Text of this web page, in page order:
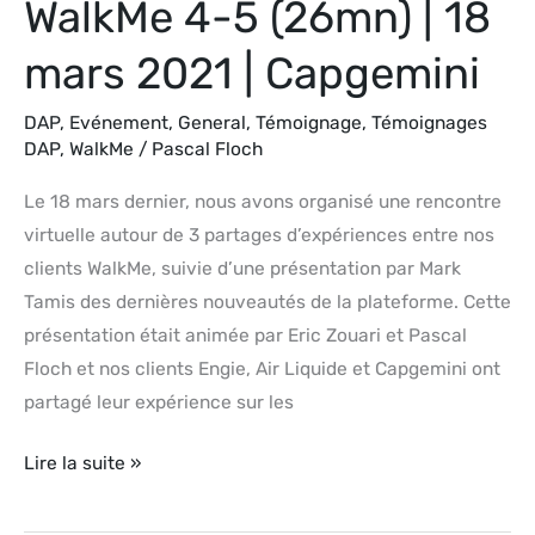
WalkMe 4-5 (26mn) | 18
mars 2021 | Capgemini
DAP, Evénement, General, Témoignage, Témoignages
DAP, WalkMe / Pascal Floch
Le 18 mars dernier, nous avons organisé une rencontre
virtuelle autour de 3 partages d’expériences entre nos
clients WalkMe, suivie d’une présentation par Mark
Tamis des dernières nouveautés de la plateforme. Cette
présentation était animée par Eric Zouari et Pascal
Floch et nos clients Engie, Air Liquide et Capgemini ont
partagé leur expérience sur les
Lire la suite »